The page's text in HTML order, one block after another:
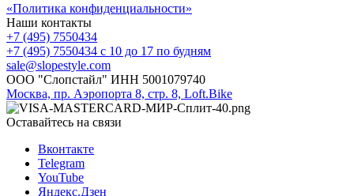
«Политика конфиденциальности»
Наши контакты
+7 (495) 7550434
+7 (495) 7550434 с 10 до 17 по будням
sale@slopestyle.com
ООО "Слопстайл" ИНН 5001079740
Москва, пр. Аэропорта 8, стр. 8, Loft.Bike
Оставайтесь на связи
Вконтакте
Telegram
YouTube
Яндекс.Дзен